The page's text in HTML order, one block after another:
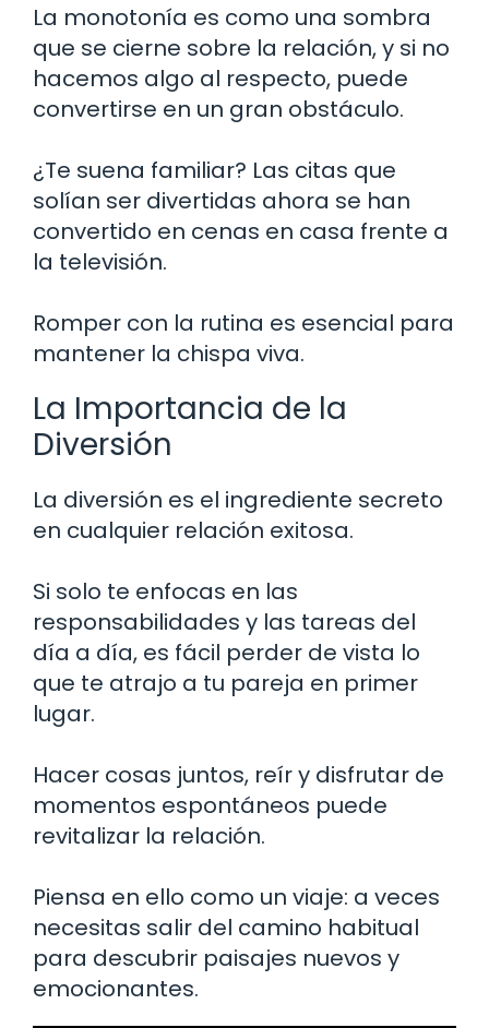
La monotonía es como una sombra
que se cierne sobre la relación, y si no
hacemos algo al respecto, puede
convertirse en un gran obstáculo.
¿Te suena familiar? Las citas que
solían ser divertidas ahora se han
convertido en cenas en casa frente a
la televisión.
Romper con la rutina es esencial para
mantener la chispa viva.
La Importancia de la
Diversión
La diversión es el ingrediente secreto
en cualquier relación exitosa.
Si solo te enfocas en las
responsabilidades y las tareas del
día a día, es fácil perder de vista lo
que te atrajo a tu pareja en primer
lugar.
Hacer cosas juntos, reír y disfrutar de
momentos espontáneos puede
revitalizar la relación.
Piensa en ello como un viaje: a veces
necesitas salir del camino habitual
para descubrir paisajes nuevos y
emocionantes.